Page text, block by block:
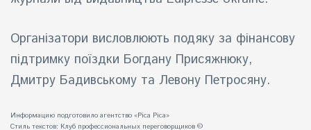
Організатори висловлюють подяку за фінансову
підтримку поїздки Богдану Присяжнюку,
Дмитру Бадивському та Левону Петросяну.
Информацию подготовило агентство «Pica Pica»
Стиль текстов: Клуб профессиональных переговорщиков ©